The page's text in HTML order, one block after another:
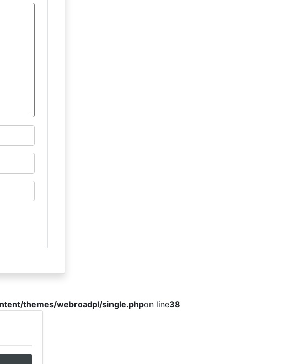
themes/webroadpl/single.phpon line38